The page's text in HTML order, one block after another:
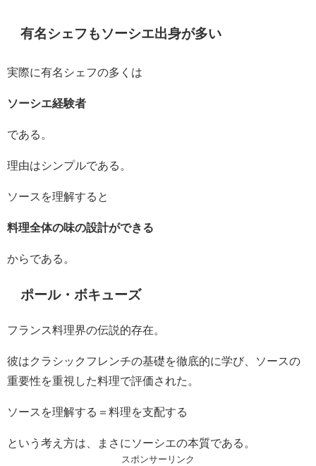
有名シェフもソーシエ出身が多い
実際に有名シェフの多くは
ソーシエ経験者
である。
理由はシンプルである。
ソースを理解すると
料理全体の味の設計ができる
からである。
ポール・ボキューズ
フランス料理界の伝説的存在。
彼はクラシックフレンチの基礎を徹底的に学び、ソースの
重要性を重視した料理で評価された。
ソースを理解する＝料理を支配する
という考え方は、まさにソーシエの本質である。
スポンサーリンク